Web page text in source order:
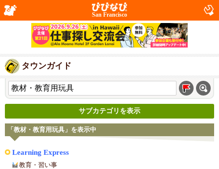
San Francisco
タウンガイド
サブカテゴリを表示
「教材・教育用玩具」を表示中
Learning Express
教育・習い事